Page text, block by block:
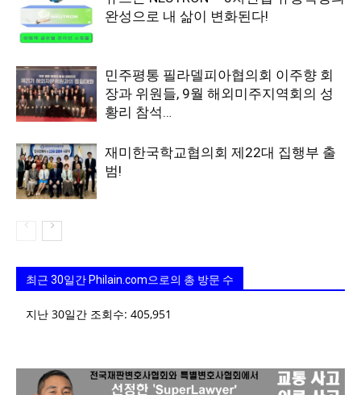
완성으로 내 삶이 변화된다!
민주평통 필라델피아협의회 이주향 회
장과 위원들, 9월 해외미주지역회의 성
황리 참석…
재미한국학교협의회 제22대 집행부 출
범!
최근 30일간 Philain.com으로의 총 방문 수
지난 30일간 조회수: 405,951